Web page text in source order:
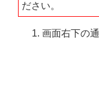
ださい。
画面右下の